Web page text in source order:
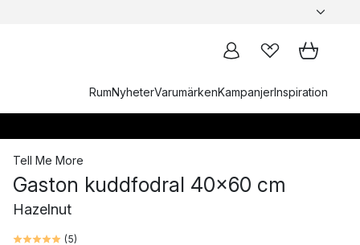
RumNyheterVarumärkenKampanjerInspiration
Tell Me More
Gaston kuddfodral 40x60 cm
Hazelnut
(5)